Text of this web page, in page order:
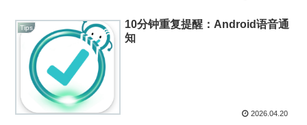
Tips
10分钟重复提醒：Android语音通
知
2026.04.20